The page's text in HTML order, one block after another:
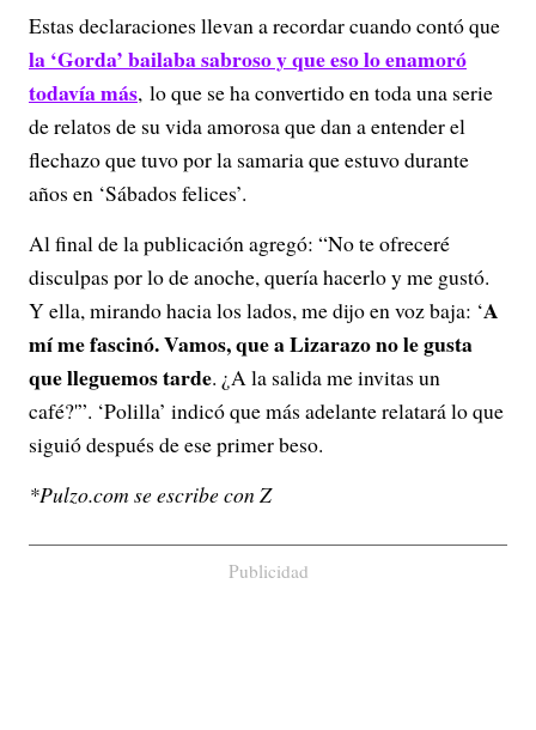
Estas declaraciones llevan a recordar cuando contó que
la ‘Gorda’ bailaba sabroso y que eso lo enamoró
todavía más, lo que se ha convertido en toda una serie
de relatos de su vida amorosa que dan a entender el
flechazo que tuvo por la samaria que estuvo durante
años en ‘Sábados felices’.
Al final de la publicación agregó: “No te ofreceré
disculpas por lo de anoche, quería hacerlo y me gustó.
Y ella, mirando hacia los lados, me dijo en voz baja: ‘A
mí me fascinó. Vamos, que a Lizarazo no le gusta
que lleguemos tarde. ¿A la salida me invitas un
café?'”. ‘Polilla’ indicó que más adelante relatará lo que
siguió después de ese primer beso.
*Pulzo.com se escribe con Z
Publicidad